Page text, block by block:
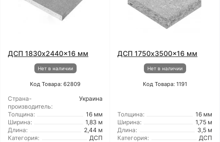
ДСП 1830x2440x16 мм
Нет в наличии
Код Товара: 62809
Страна-
производитель:
Украина
Толщина:
16 мм
Ширина:
1,83 м
Длина:
2,44 м
Категория:
ДСП
ДСП 1750x3500x16 мм
Нет в наличии
Код Товара: 1191
Толщина:
16 мм
Ширина:
1,75 м
Длина:
3,5 м
Категория:
ДСП